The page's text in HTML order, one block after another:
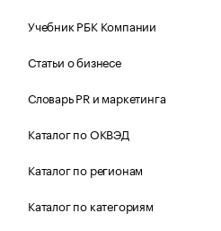
Учебник РБК Компании
Статьи о бизнесе
Словарь PR и маркетинга
Каталог по ОКВЭД
Каталог по регионам
Каталог по категориям